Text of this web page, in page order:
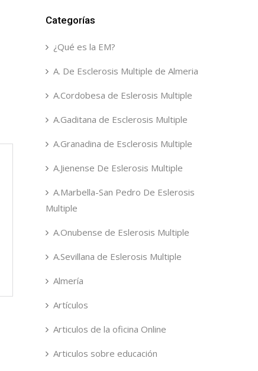
Categorías
¿Qué es la EM?
A. De Esclerosis Multiple de Almeria
A.Cordobesa de Eslerosis Multiple
A.Gaditana de Esclerosis Multiple
A.Granadina de Esclerosis Multiple
A.Jienense De Eslerosis Multiple
A.Marbella-San Pedro De Eslerosis
Multiple
A.Onubense de Eslerosis Multiple
A.Sevillana de Eslerosis Multiple
Almería
Artículos
Articulos de la oficina Online
Articulos sobre educación